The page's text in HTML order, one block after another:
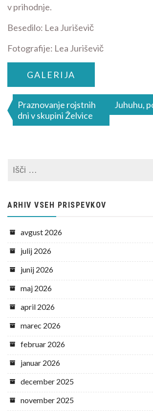
v prihodnje.
Besedilo: Lea Juriševič
Fotografije: Lea Juriševič
GALERIJA
Navigacija
prispevka
Praznovanje rojstnih
dni v skupini Želvice
Juhuhu,
ARHIV VSEH PRISPEVKOV
avgust 2026
julij 2026
junij 2026
maj 2026
april 2026
marec 2026
februar 2026
januar 2026
december 2025
november 2025